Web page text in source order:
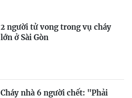
2 người tử vong trong vụ cháy
lớn ở Sài Gòn
Cháy nhà 6 người chết: "Phải